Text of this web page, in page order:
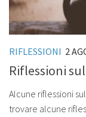
RIFLESSIONI 2
Riflessioni
Alcune riflessioni
trovare alcune